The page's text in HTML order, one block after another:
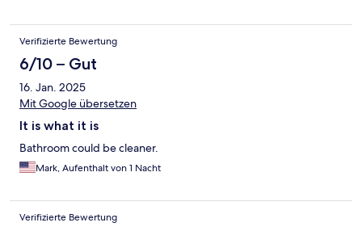
Verifizierte Bewertung
6/10 – Gut
16. Jan. 2025
Mit Google übersetzen
It is what it is
Bathroom could be cleaner.
Mark, Aufenthalt von 1 Nacht
Verifizierte Bewertung